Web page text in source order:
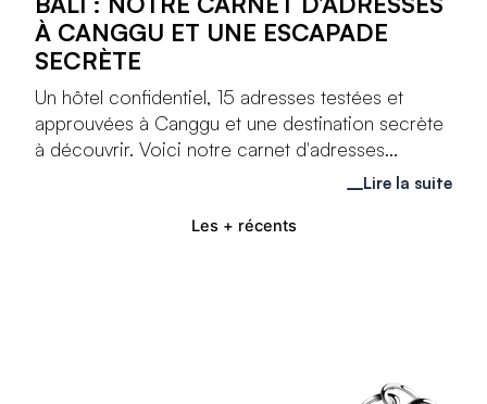
Les + récents
À CANGGU ET UNE ESCAPADE
SECRÈTE
Un hôtel confidentiel, 15 adresses testées et
approuvées à Canggu et une destination secrète
à découvrir. Voici notre carnet d'adresses...
Lire la suite